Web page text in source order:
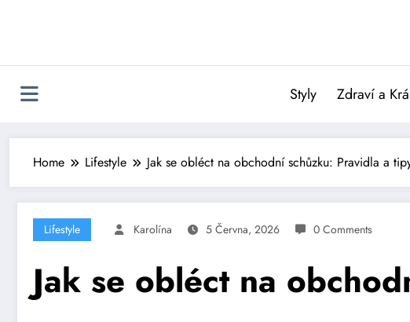
Styly Zdraví a
Home Lifestyle Jak se obléct na obchodní schůzku: Pravidla a
Lifestyle Karolína 5 Června, 2026 0 Comments
Jak se obléct na